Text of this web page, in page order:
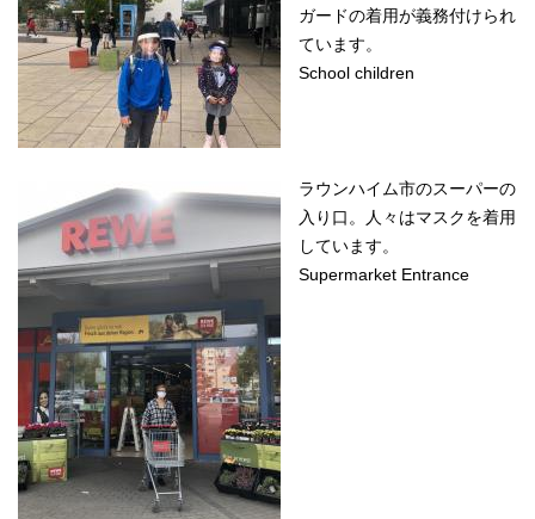
ガードの着用が義務付けられ
ています。
School children
ラウンハイム市のスーパーの
入り口。人々はマスクを着用
しています。
Supermarket Entrance